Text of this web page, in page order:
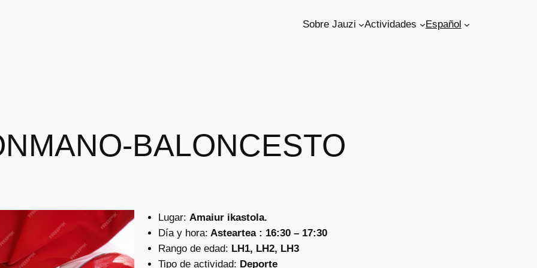
Sobre Jauzi Actividades Español
BALONCESTO
Lugar: Amaiur ikastola.
Día y hora: Asteartea : 16:30 – 17:30
Rango de edad: LH1, LH2, LH3
Tipo de actividad: Deporte